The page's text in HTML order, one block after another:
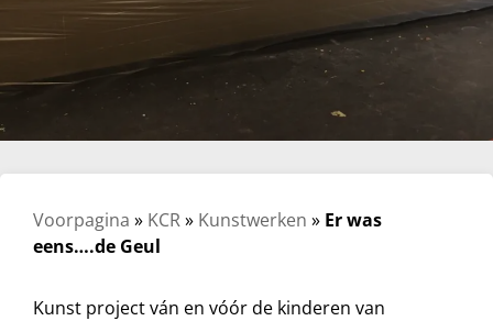
Voorpagina » KCR» Kunstwerken » Er was
eens….de Geul
Kunst project ván en vóór de kinderen van